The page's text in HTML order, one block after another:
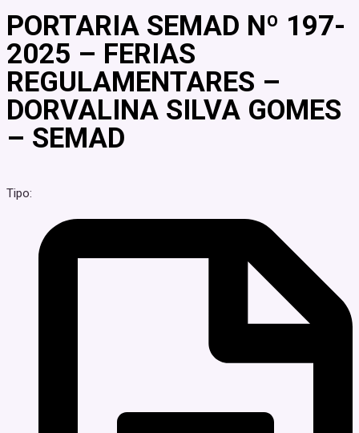
PORTARIA SEMAD Nº 197-
2025 – FERIAS
REGULAMENTARES –
DORVALINA SILVA GOMES
– SEMAD
Tipo: